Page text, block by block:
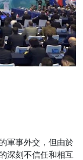
軍事外交，但由於
深刻不信任和相互